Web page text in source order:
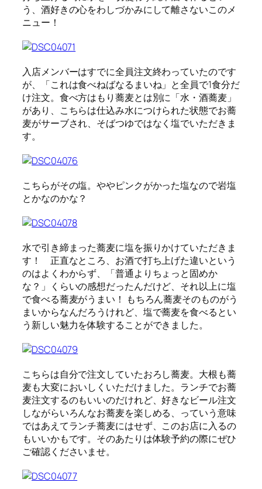
う、酒好きの心をわしづかみにして離さないこのメ
ニュー！
入店メンバーはすでに全員注文終わっていたのです
が、「これは食べねばなるまいね」と全員で1食分だ
け注文。食べ方はもり蕎麦とは別に「水・酒蕎麦」
があり、こちらは仕込み水につけられた状態でお蕎
麦がサーブされ、そばつゆではなく塩でいただきま
す。
こちらがその塩。ややピンクがかった塩なので岩塩
とかなのかな？
水で引き締まった蕎麦に塩を振りかけていただきま
す！ 正直なところ、お酒で打ち上げた違いという
のはよくわからず、「普通よりちょっと固めか
な？」くらいの感想だったんだけど、それ以上に塩
で食べる蕎麦がうまい！ もちろん蕎麦そのものがう
まいからなんだろうけれど、塩で蕎麦を食べるとい
う新しい魅力を体験することができました。
こちらは自分で注文していたおろし蕎麦。大根も蕎
麦も大変においしくいただけました。ランチでお蕎
麦注文するのもいいのだけれど、好きなビール注文
しながらいろんなお蕎麦を楽しめる、っていう意味
ではあえてランチ蕎麦にはせず、このお店に入るの
もいいかもです。そのあたりは体験予約の際にぜひ
ご確認くださいませ。